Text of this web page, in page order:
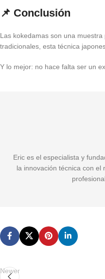
📌 Conclusión
Las kokedamas son una
tradicionales, esta técnica
Y lo mejor: no hace falta ser un
Eric es el especialista y
la innovación técnica con
Newer